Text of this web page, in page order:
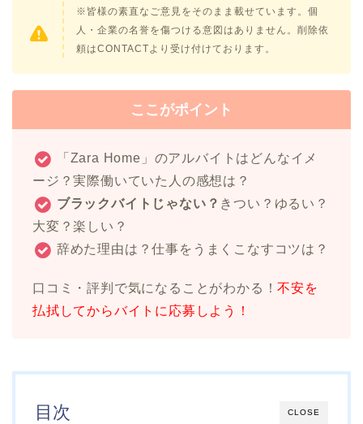
※皆様の素直なご意見をそのまま載せています。個
人・企業の名誉を傷つける意図はありません。削除依
頼はCONTACTより受け付けております。
ここがポイント
「Zara Home」のアルバイトはどんなイメ
ージ？実際働いていた人の感想は？
ブラックバイトじゃない？ きつい？ゆるい？
大変？楽しい？
辞めた理由は？仕事をうまくこなすコツは？
口コミ・評判で気になることがわかる！不安を
払拭してからバイトに応募しよう！
CLOSE
目次